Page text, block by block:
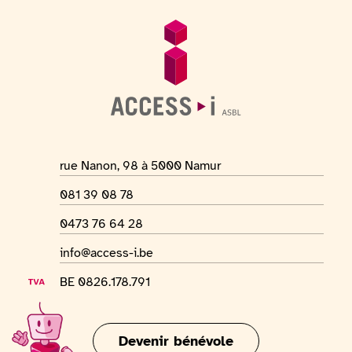
Informations générales
Adresse du lieu
rue Nanon, 98 à 5000 Namur
Numéro de téléphone
081 39 08 78
Numéro Whatsapp
0473 76 64 28
Adresse mail
info@access-i.be
Numéro de TVA
BE 0826.178.791
Devenir bénévole